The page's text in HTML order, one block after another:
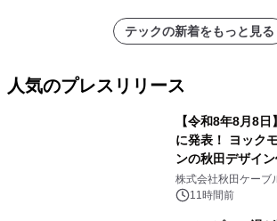
アーティストを
メーションを公開
テックの新着をもっと見る
人気のプレスリリース
【令和8年8月8
に発表！ ヨック
ンの秋田デザイ
秋田犬の子犬と秋
るパッケージ～ 9
株式会社秋田ケーブ
11時間前